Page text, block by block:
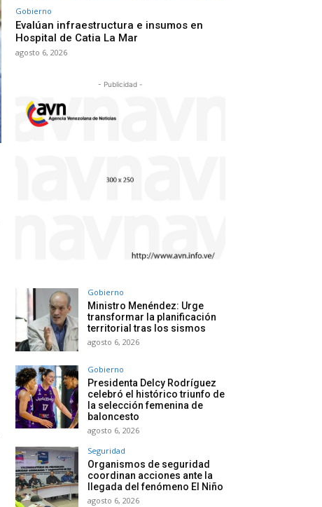
Gobierno
Evalúan infraestructura e insumos en
Hospital de Catia La Mar
agosto 6, 2026
- Publicidad -
Gobierno
Ministro Menéndez: Urge
transformar la planificación
territorial tras los sismos
agosto 6, 2026
Gobierno
Presidenta Delcy Rodríguez
celebró el histórico triunfo de
la selección femenina de
baloncesto
agosto 6, 2026
Seguridad
Organismos de seguridad
coordinan acciones ante la
llegada del fenómeno El Niño
agosto 6, 2026